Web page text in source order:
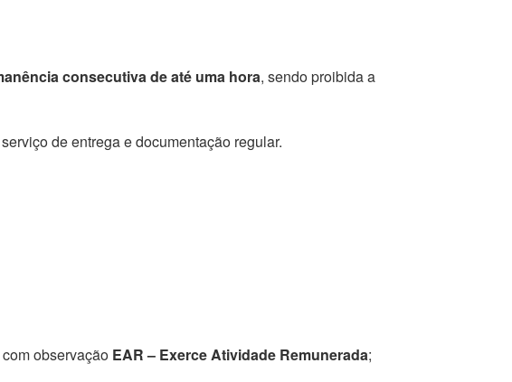
consecutiva de até uma hora, sendo proibida a
de entrega e documentação regular.
observação EAR – Exerce Atividade Remunerada;